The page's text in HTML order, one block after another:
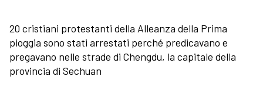
20 cristiani protestanti della Alleanza della Prima
pioggia sono stati arrestati perché predicavano e
pregavano nelle strade di Chengdu, la capitale della
provincia di Sechuan